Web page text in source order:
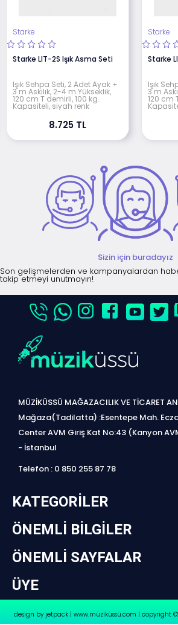
Starke
Starke LIT-2S Işık Asma Seti
Işık Sehpa Seti, 2 Adet Ayak +
3 m Askılık, 2-4 m Yükseklik,
120 cm T demirli, 100 kg.
Kapasiteli, siyah renk
8.725 TL
Starke
Starke
Işık
3 m
120 cm
Sizin için buradayız
Son gelişmelerden ve kampanyalardan
takip etmeyi unutmayın!
MÜZİKÜSSÜ MAĞAZACILIK VE TİCARET
Mağaza(Tadilatta) :Esentepe Mah.
Center AVM Giriş Kat No:43 (Kanyon
- İstanbul
Telefon : 0 850 255 87 78
KATEGORILER
ÖNEMLI BILGILER
ÖNEMLI SAYFALAR
ÜYE
design by jetpack | www.müziküssü.com | copyright